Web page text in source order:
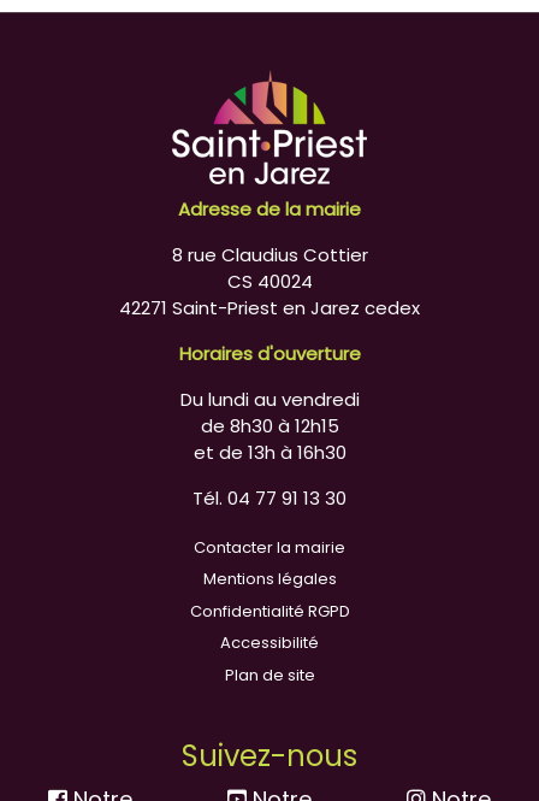
Adresse de la mairie
8 rue Claudius Cottier
CS 40024
42271 Saint-Priest en Jarez cedex
Horaires d'ouverture
Du lundi au vendredi
de 8h30 à 12h15
et de 13h à 16h30
Tél. 04 77 91 13 30
Contacter la mairie
Mentions légales
Confidentialité RGPD
Accessibilité
Plan de site
Suivez-nous